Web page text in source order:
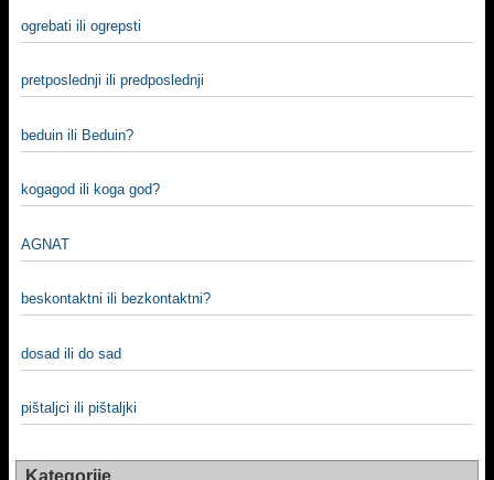
ogrebati ili ogrepsti
pretposlednji ili predposlednji
beduin ili Beduin?
kogagod ili koga god?
AGNAT
beskontaktni ili bezkontaktni?
dosad ili do sad
pištaljci ili pištaljki
Kategorije